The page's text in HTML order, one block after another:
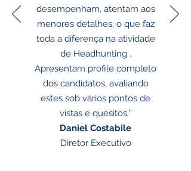
desempenham, atentam aos
menores detalhes, o que faz
toda a diferença na atividade
de Headhunting .
Apresentam profile completo
dos candidatos, avaliando
estes sob vários pontos de
vistas e quesitos.''
Daniel Costabile
Diretor Executivo